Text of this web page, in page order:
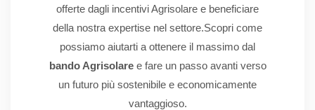
offerte dagli incentivi Agrisolare e beneficiare
della nostra expertise nel settore.Scopri come
possiamo aiutarti a ottenere il massimo dal
bando Agrisolaree fare un passo avanti verso
un futuro più sostenibile e economicamente
vantaggioso.